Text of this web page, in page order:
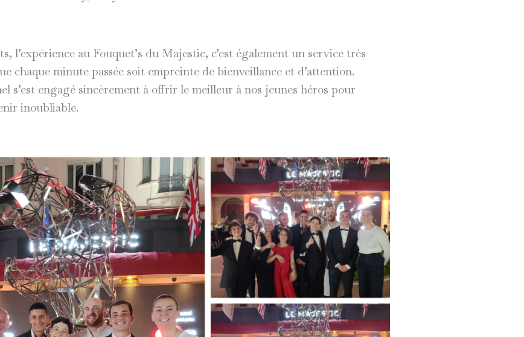
l’expérience au Fouquet’s du Majestic, c’est également un service très
chaque minute passée soit empreinte de bienveillance et d’attention.
s’est engagé sincèrement à offrir le meilleur à nos jeunes héros pour
inoubliable.